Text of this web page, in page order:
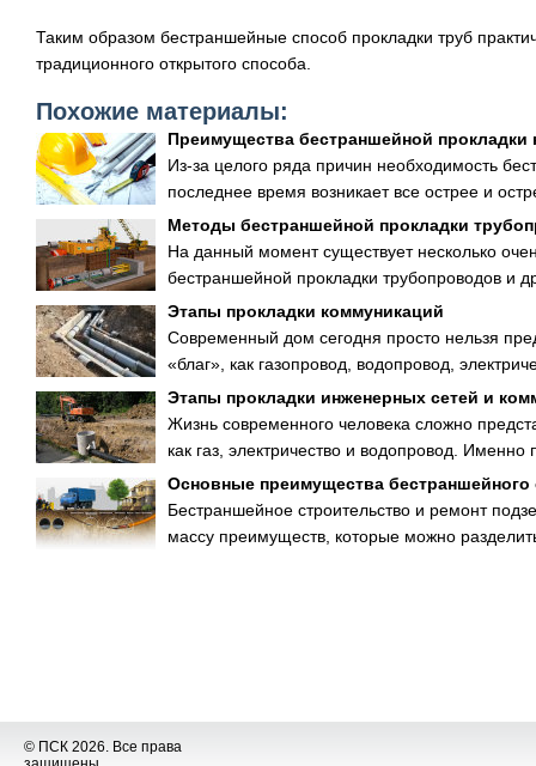
Таким образом бестраншейные способ прокладки труб
традиционного открытого способа.
Похожие материалы:
Преимущества бестраншейной прокладки
Из-за целого ряда причин необходимость
последнее время возникает все острее и
Методы бестраншейной прокладки
На данный момент существует несколько
бестраншейной прокладки трубопроводов и
Этапы прокладки коммуникаций
Современный дом сегодня просто нельзя
«благ», как газопровод, водопровод,
Этапы прокладки инженерных сетей и
Жизнь современного человека сложно
как газ, электричество и водопровод. Именно
Основные преимущества
Бестраншейное строительство и ремонт
массу преимуществ, которые можно
© ПСК 2026. Все права